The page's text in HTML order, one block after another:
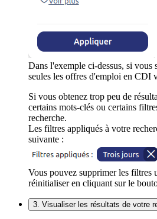
Dans l'exemple ci-dessus, si
seules les offres d'emploi en CDI
Si vous obtenez trop peu de
certains mots-clés ou certains
recherche.
Les filtres appliqués à votre
suivante :
Vous pouvez supprimer les filtres
réinitialiser en cliquant sur le
3. Visualiser les résultats de votre